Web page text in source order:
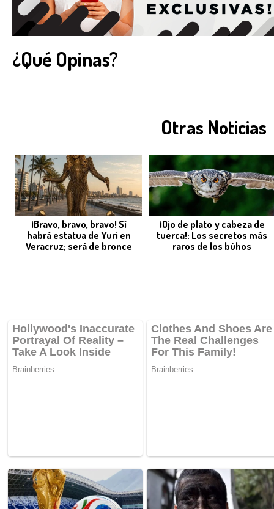
¿Qué Opinas?
Otras Noticias
¡Bravo, bravo, bravo! Sí
habrá estatua de Yuri en
Veracruz; será de bronce
¡Ojo de plato y cabeza de
tuerca!: Los secretos más
raros de los búhos